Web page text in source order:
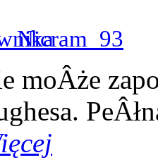
Nicram_93
moÂże